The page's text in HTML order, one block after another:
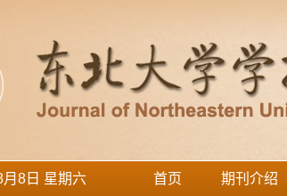
月8日 星期六 首页 期刊介绍